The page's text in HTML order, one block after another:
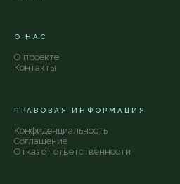
О НАС
О проекте
Контакты
ПРАВОВАЯ ИНФОРМАЦИЯ
Конфиденциальность
Соглашение
Отказ от ответственности